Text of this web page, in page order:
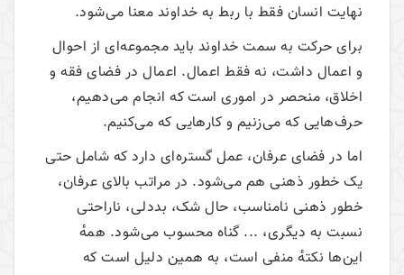
نهایت انسان فقط با ربط به خداوند معنا می‌شود.
برای حرکت به سمت خداوند باید مجموعه‌ای از احوال
و اعمال داشت، نه فقط اعمال. اعمال در فضای فقه و
اخلاق، منحصر در اموری است که انجام می‌دهیم،
حرف‌هایی که می‌زنیم و کارهایی که می‌کنیم.
اما در فضای عرفان، عمل گستره‌ای دارد که شامل حتی
یک خطور ذهنی هم می‌شود. در مراتب بالای عرفان،
خطور ذهنی نامناسب، حال شک، بددلی، ناراحتی
نسبت به دیگری، ... گناه محسوب می‌شود. همهٔ
این‌ها نکتهٔ منفی است، به همین دلیل است که